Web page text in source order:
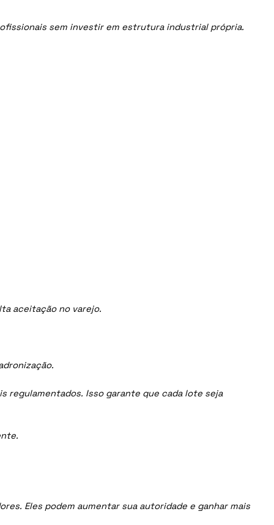
sem investir em estrutura industrial própria.
aceitação no varejo.
Isso garante que cada lote seja
Eles podem aumentar sua autoridade e ganhar mais